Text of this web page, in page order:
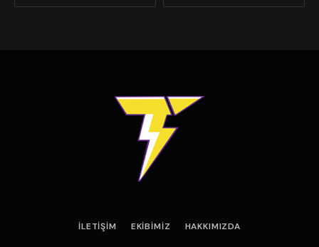
İLETIŞIM EKIBIMIZ HAKKIMIZDA